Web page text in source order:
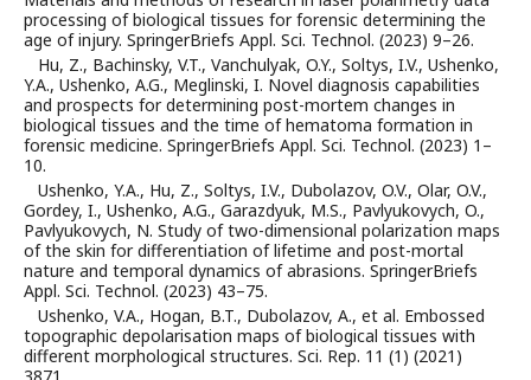
processing of biological tissues for forensic determining the
age of injury. SpringerBriefs Appl. Sci. Technol. (2023) 9–26.
Hu, Z., Bachinsky, V.T., Vanchulyak, O.Y., Soltys, I.V., Ushenko,
Y.A., Ushenko, A.G., Meglinski, I. Novel diagnosis capabilities
and prospects for determining post-mortem changes in
biological tissues and the time of hematoma formation in
forensic medicine. SpringerBriefs Appl. Sci. Technol. (2023) 1–
10.
Ushenko, Y.A., Hu, Z., Soltys, I.V., Dubolazov, O.V., Olar, O.V.,
Gordey, I., Ushenko, A.G., Garazdyuk, M.S., Pavlyukovych, O.,
Pavlyukovych, N. Study of two-dimensional polarization maps
of the skin for differentiation of lifetime and post-mortal
nature and temporal dynamics of abrasions. SpringerBriefs
Appl. Sci. Technol. (2023) 43–75.
Ushenko, V.A., Hogan, B.T., Dubolazov, A., et al. Embossed
topographic depolarisation maps of biological tissues with
different morphological structures. Sci. Rep. 11 (1) (2021)